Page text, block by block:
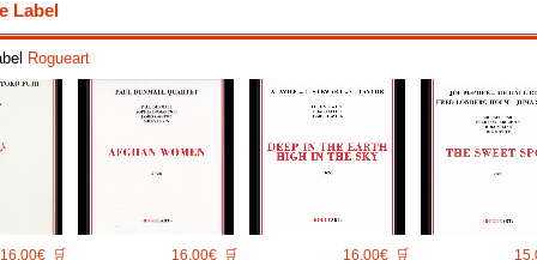
Label
Rogueart
16.00€ 🛒 16.00€ 🛒 16.00€ 🛒